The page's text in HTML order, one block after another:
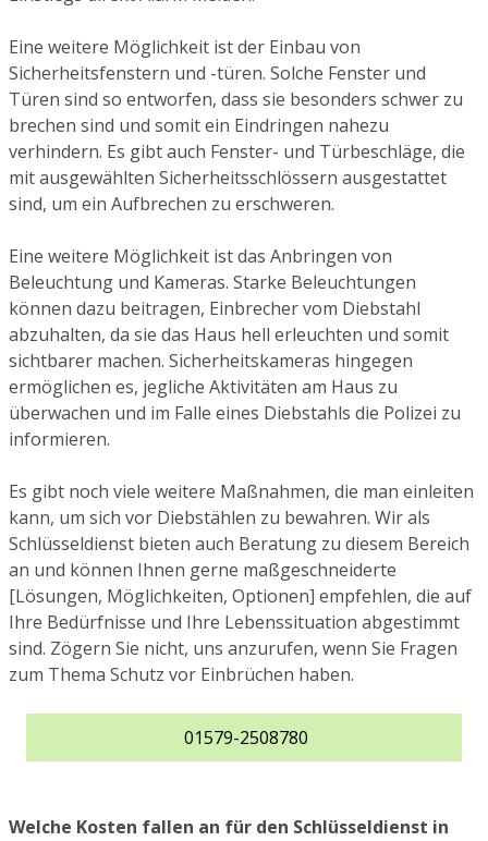
Eine weitere Möglichkeit ist der Einbau von
Sicherheitsfenstern und -türen. Solche Fenster und
Türen sind so entworfen, dass sie besonders schwer zu
brechen sind und somit ein Eindringen nahezu
verhindern. Es gibt auch Fenster- und Türbeschläge, die
mit ausgewählten Sicherheitsschlössern ausgestattet
sind, um ein Aufbrechen zu erschweren.
Eine weitere Möglichkeit ist das Anbringen von
Beleuchtung und Kameras. Starke Beleuchtungen
können dazu beitragen, Einbrecher vom Diebstahl
abzuhalten, da sie das Haus hell erleuchten und somit
sichtbarer machen. Sicherheitskameras hingegen
ermöglichen es, jegliche Aktivitäten am Haus zu
überwachen und im Falle eines Diebstahls die Polizei zu
informieren.
Es gibt noch viele weitere Maßnahmen, die man einleiten
kann, um sich vor Diebstählen zu bewahren. Wir als
Schlüsseldienst bieten auch Beratung zu diesem Bereich
an und können Ihnen gerne maßgeschneiderte
[Lösungen, Möglichkeiten, Optionen] empfehlen, die auf
Ihre Bedürfnisse und Ihre Lebenssituation abgestimmt
sind. Zögern Sie nicht, uns anzurufen, wenn Sie Fragen
zum Thema Schutz vor Einbrüchen haben.
01579-2508780
Welche Kosten fallen an für den Schlüsseldienst in